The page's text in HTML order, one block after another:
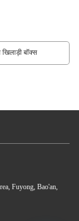
खिलाड़ी बॉक्स
Fuyong, Bao'an,